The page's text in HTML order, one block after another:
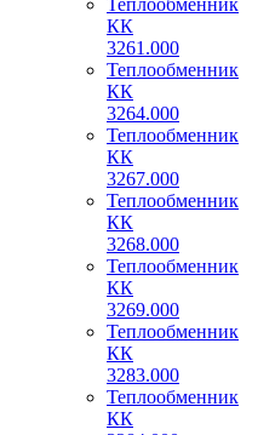
КК
3261.000
Теплообменник
КК
3264.000
Теплообменник
КК
3267.000
Теплообменник
КК
3268.000
Теплообменник
КК
3269.000
Теплообменник
КК
3283.000
Теплообменник
КК